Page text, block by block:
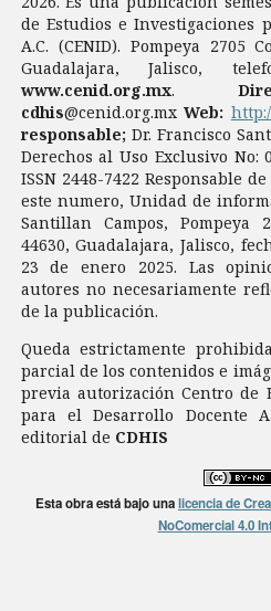
de Estudios e Investigaciones
A.C. (CENID). Pompeya 2705
Guadalajara, Jalisco,
www.cenid.org.mx.
cdhis@cenid.org.mxWeb:
responsable; Dr. Francisco
Derechos al Uso Exclusivo No:
ISSN 2448-7422 Responsable
este numero, Unidad de
Santillan Campos, Pompeya
44630, Guadalajara, Jalisco,
23 de enero 2025. Las
autores no necesariamente
de la publicación.
Queda estrictamente
parcial de los contenidos e
previa autorización Centro de
para el Desarrollo Docente
editorial de CDHIS
Esta obra está bajo unalicencia de
NoComercial 4.0